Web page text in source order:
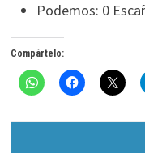
Podemos: 0
Compártelo: